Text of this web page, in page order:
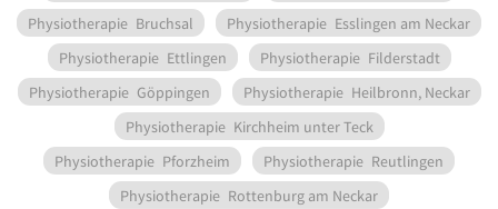
Physiotherapie Bruchsal Physiotherapie Esslingen am Neckar
Physiotherapie Ettlingen Physiotherapie Filderstadt
Physiotherapie Göppingen Physiotherapie Heilbronn, Neckar
Physiotherapie Kirchheim unter Teck
Physiotherapie Pforzheim Physiotherapie Reutlingen
Physiotherapie Rottenburg am Neckar